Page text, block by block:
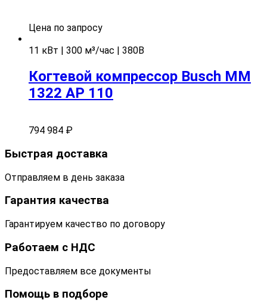
Цена по запросу
11 кВт | 300 м³/час | 380В
Когтевой компрессор Busch MM
1322 AP 110
794 984 ₽
Быстрая доставка
Отправляем в день заказа
Гарантия качества
Гарантируем качество по договору
Работаем с НДС
Предоставляем все документы
Помощь в подборе